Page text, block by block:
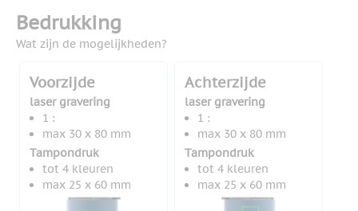
Bedrukking
Wat zijn de mogelijkheden?
Voorzijde
laser gravering
1 :
max 30 x 80 mm
Tampondruk
tot 4 kleuren
max 25 x 60 mm
Achterzijde
laser gravering
1 :
max 30 x 80 mm
Tampondruk
tot 4 kleuren
max 25 x 60 mm